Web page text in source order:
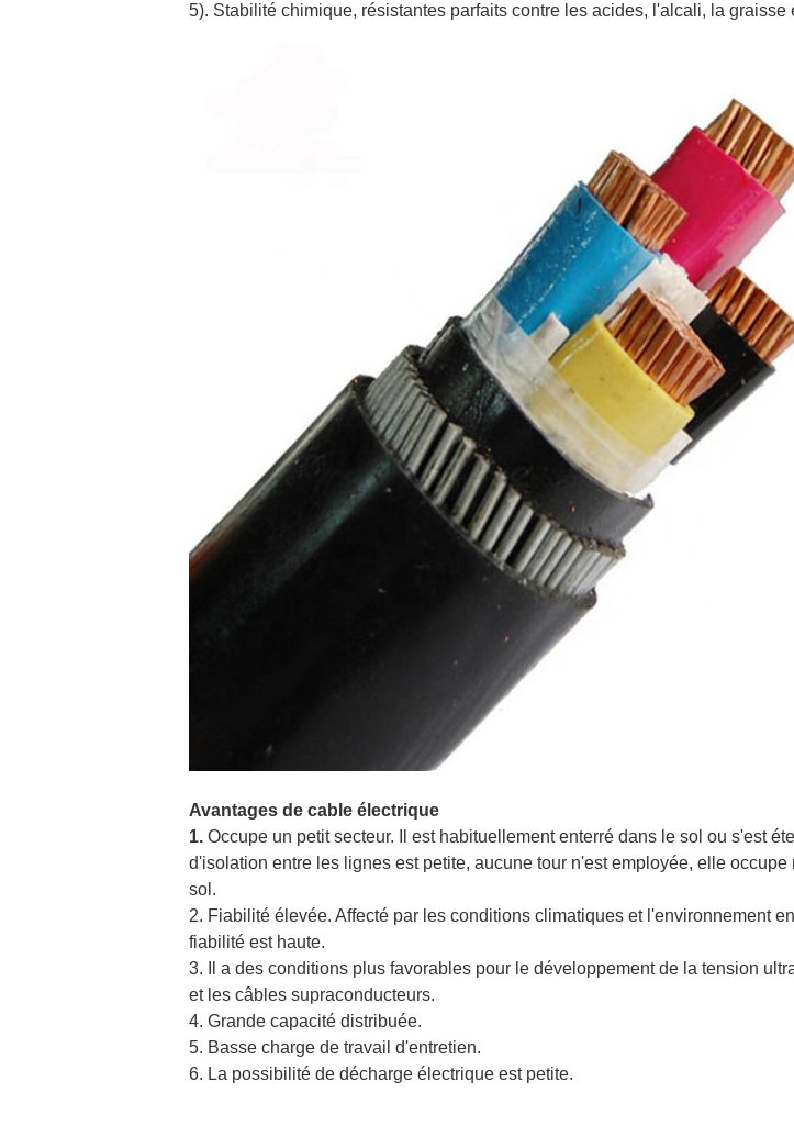
5). Stabilité chimique, résistantes parfaits contre les acides, l'alcali, la
Avantages de cable électrique
1. Occupe un petit secteur. Il est habituellement enterré dans le sol ou s'est
d'isolation entre les lignes est petite, aucune tour n'est employée, elle
sol.
2. Fiabilité élevée. Affecté par les conditions climatiques et l'environnement
fiabilité est haute.
3. Il a des conditions plus favorables pour le développement de la tension
et les câbles supraconducteurs.
4. Grande capacité distribuée.
5. Basse charge de travail d'entretien.
6. La possibilité de décharge électrique est petite.